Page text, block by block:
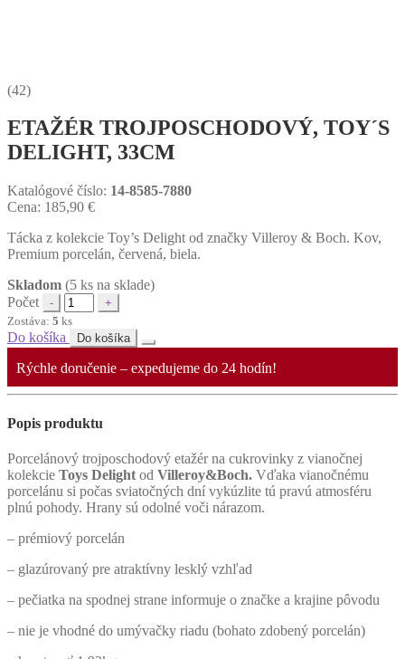
(42)
ETAŽÉR TROJPOSCHODOVÝ, TOY´S
DELIGHT, 33CM
Katalógové číslo: 14-8585-7880
Cena: 185,90 €
Tácka z kolekcie Toy’s Delight od značky Villeroy & Boch. Kov,
Premium porcelán, červená, biela.
Skladom (5 ks na sklade)
Počet
Zostáva: 5 ks
Do košíka Do košíka
Rýchle doručenie – expedujeme do 24 hodín!
Popis produktu
Porcelánový trojposchodový etažér na cukrovinky z vianočnej
kolekcie Toys Delight od Villeroy&Boch. Vďaka vianočnému
porcelánu si počas sviatočných dní vykúzlite tú pravú atmosféru
plnú pohody. Hrany sú odolné voči nárazom.
– prémiový porcelán
– glazúrovaný pre atraktívny lesklý vzhľad
– pečiatka na spodnej strane informuje o značke a krajine pôvodu
– nie je vhodné do umývačky riadu (bohato zdobený porcelán)